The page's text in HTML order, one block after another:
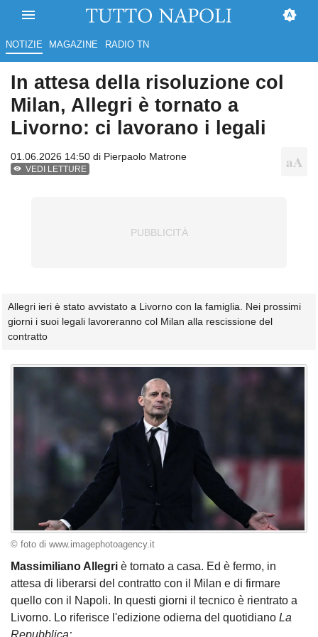
NOTIZIE MAGAZINE RADIO TN
In attesa della risoluzione col
Milan, Allegri è tornato a
Livorno: ci lavorano i legali
01.06.2026 14:50 di Pierpaolo Matrone
VEDI LETTURE
Allegri ieri è stato avvistato a Livorno con la famiglia. Nei prossimi
giorni i suoi legali lavoreranno col Milan alla rescissione del
contratto
© foto di www.imagephotoagency.it
Massimiliano Allegri è tornato a casa. Ed è fermo, in
attesa di liberarsi del contratto con il Milan e di firmare
quello con il Napoli. In questi giorni il tecnico è rientrato a
Livorno. Lo riferisce l'edizione odierna del quotidiano La